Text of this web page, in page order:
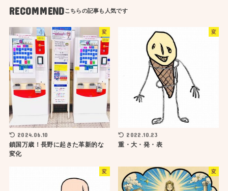
RECOMMEND
変
2024.06.10
鎖国万歳！長野に起きた革新的な
変化
変
2022.10.23
重・大・発・表
変 変